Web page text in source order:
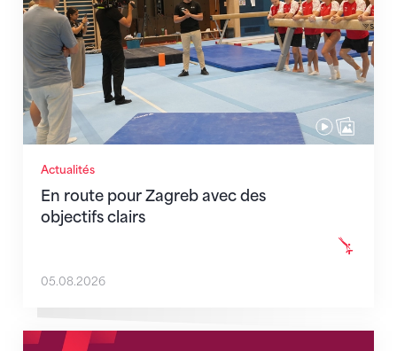
Actualités
En route pour Zagreb avec des
objectifs clairs
05.08.2026
Nouveaux horaires du secrétariat dès le 1er août